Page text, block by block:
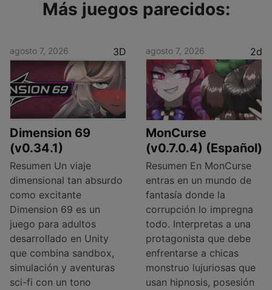
Más juegos parecidos:
agosto 7, 2026 3D
Dimension 69
(v0.34.1)
Resumen Un viaje
dimensional tan absurdo
como excitante
Dimension 69 es un
juego para adultos
desarrollado en Unity
que combina sandbox,
simulación y aventuras
sci-fi con un tono
agosto 7, 2026 2d
MonCurse
(v0.7.0.4) (Español)
Resumen En MonCurse
entras en un mundo de
fantasía donde la
corrupción lo impregna
todo. Interpretas a una
protagonista que debe
enfrentarse a chicas
monstruo lujuriosas que
usan hipnosis, posesión